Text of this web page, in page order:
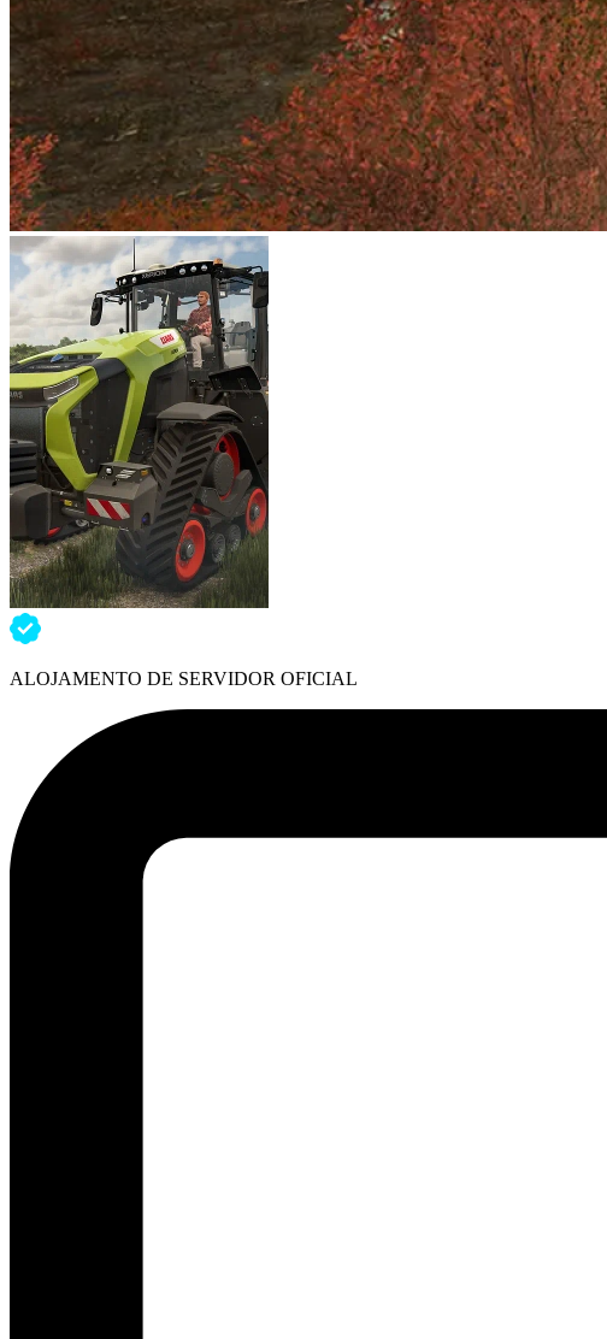
ALOJAMENTO DE SERVIDOR OFICIAL